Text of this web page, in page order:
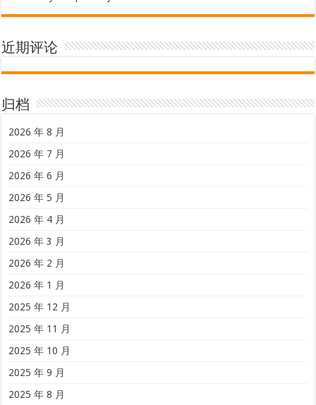
近期评论
归档
2026 年 8 月
2026 年 7 月
2026 年 6 月
2026 年 5 月
2026 年 4 月
2026 年 3 月
2026 年 2 月
2026 年 1 月
2025 年 12 月
2025 年 11 月
2025 年 10 月
2025 年 9 月
2025 年 8 月